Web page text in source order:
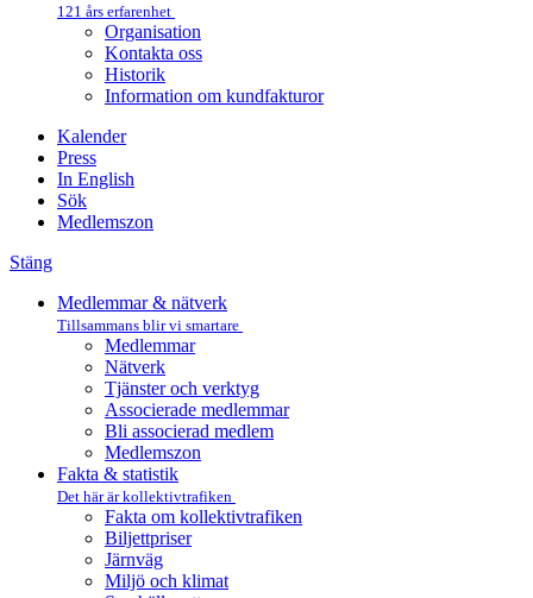
121 års erfarenhet
Organisation
Kontakta oss
Historik
Information om kundfakturor
Kalender
Press
In English
Sök
Medlemszon
Stäng
Medlemmar & nätverk
Tillsammans blir vi smartare
Medlemmar
Nätverk
Tjänster och verktyg
Associerade medlemmar
Bli associerad medlem
Medlemszon
Fakta & statistik
Det här är kollektivtrafiken
Fakta om kollektivtrafiken
Biljettpriser
Järnväg
Miljö och klimat